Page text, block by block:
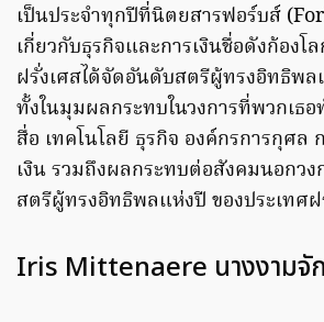
เป็นประจำทุกปีที่นิตยสารฟอร์บส์
เกี่ยวกับธุรกิจและการเงินชื่อดังก้องโ
ฝรั่งเศสได้จัดอันดับสตรีผู้ทรงอิทธิพล
ทั้งในมุมผลกระทบในวงการที่พวกเธอ
สื่อ เทคโนโลยี ธุรกิจ องค์กรการกุศล
เงิน รวมถึงผลกระทบต่อสังคมนอกว
สตรีผู้ทรงอิทธิพลแห่งปี ของประเทศ
Iris Mittenaere นางงามจั